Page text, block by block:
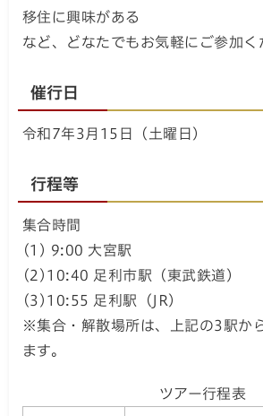
移住に興味がある
など、どなたでもお気軽にご参加く
催行日
令和7年3月15日（土曜日）
行程等
集合時間
(1) 9:00 大宮駅
(2)10:40 足利市駅（東武鉄道）
(3)10:55 足利駅（JR）
※集合・解散場所は、上記の3駅か
ます。
ツアー行程表